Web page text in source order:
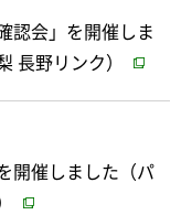
認会」を開催しま
長野リンク）
開催しました（パ